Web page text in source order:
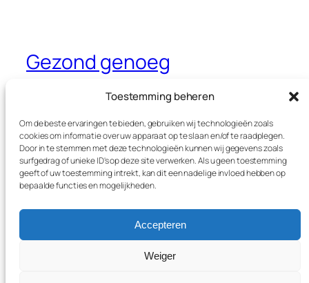
Toestemming beheren
Om de beste ervaringen te bieden, gebruiken wij technologieën zoals
cookies om informatie over uw apparaat op te slaan en/of te raadplegen.
Door in te stemmen met deze technologieën kunnen wij gegevens zoals
surfgedrag of unieke ID's op deze site verwerken. Als u geen toestemming
geeft of uw toestemming intrekt, kan dit een nadelige invloed hebben op
bepaalde functies en mogelijkheden.
Accepteren
Weiger
Gezond genoeg
Dé website waar je alles leest over
Blog
Over
Evenementen
Winkel